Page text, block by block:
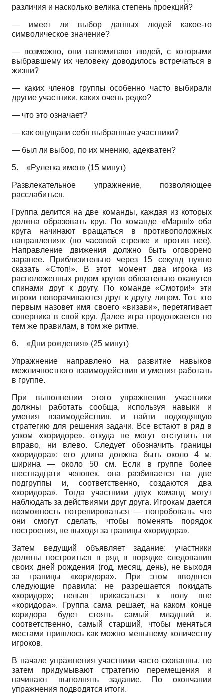
различия и насколько велика степень проекций?
— имеет ли выбор данных людей какое-то
символическое значение?
— возможно, они напоминают людей, с которыми
выбравшему их человеку доводилось встречаться в
жизни?
— каких членов группы особенно часто выбирали
другие участники, каких очень редко?
— что это означает?
— как ощущали себя выбранные участники?
— был ли выбор, по их мнению, адекватен?
5. «Рулетка имен» (15 минут)
Развлекательное упражнение, позволяющее
расслабиться.
Группа делится на две команды, каждая из которых
должна образовать круг. По команде «Марш!» оба
круга начинают вращаться в противоположных
направлениях (по часовой стрелке и против нее).
Направление движения должно быть оговорено
заранее. Приблизительно через 15 секунд нужно
сказать «Стоп!». В этот момент два игрока из
расположенных рядом кругов обязательно окажутся
спинами друг к другу. По команде «Смотри!» эти
игроки поворачиваются друг к другу лицом. Тот, кто
первым назовет имя своего «визави», перетягивает
соперника в свой круг. Далее игра продолжается по
тем же правилам, в том же ритме.
6. «Дни рождения» (25 минут)
Упражнение направлено на развитие навыков
межличностного взаимодействия и умения работать
в группе.
При выполнении этого упражнения участники
должны работать сообща, используя навыки и
умения взаимодействия, и найти подходящую
стратегию для решения задачи. Все встают в ряд в
узком «коридоре», откуда не могут отступить ни
вправо, ни влево. Следует обозначить границы
«коридора»: его длина должна быть около 4 м,
ширина — около 50 см. Если в группе более
шестнадцати человек, она разбивается на две
подгруппы и, соответственно, создаются два
«коридора». Тогда участники двух команд могут
наблюдать за действиями друг друга. Игрокам дается
возможность потренироваться — попробовать, что
они смогут сделать, чтобы поменять порядок
построения, не выходя за границы «коридора».
Затем ведущий объявляет задание: участники
должны построиться в ряд в порядке следования
своих дней рождения (год, месяц, день), не выходя
за границы «коридора». При этом вводятся
следующие правила: не разрешается покидать
«коридор»; нельзя прикасаться к полу вне
«коридора». Группа сама решает, на каком конце
коридора будет стоять самый младший и,
соответственно, самый старший, чтобы меняться
местами пришлось как можно меньшему количеству
игроков.
В начале упражнения участники часто скованны, но
затем придумывают стратегию перемещения и
начинают выполнять задание. По окончании
упражнения подводятся итоги.